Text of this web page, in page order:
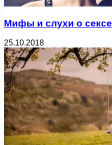
Мифы и слухи о сексе
25.10.2018